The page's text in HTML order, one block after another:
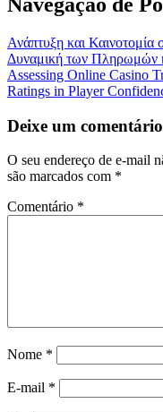
Ανάπτυξη και
Δυναμική των Πληρωμών
Assessing Online Casino
Ratings in Player
Deixe um comentário
O seu endereço de e-mail
são marcados com *
Comentário *
Nome *
E-mail *